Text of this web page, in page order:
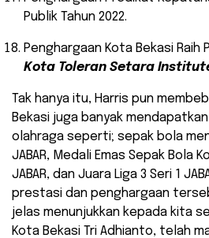
Publik Tahun 2022.
Penghargaan Kota Bekasi Raih
Kota Toleran Setara
Tak hanya itu, Harris pun
Bekasi juga banyak
olahraga seperti; sepak bola
JABAR, Medali Emas Sepak Bola
JABAR, dan Juara Liga 3 Seri 1
prestasi dan penghargaan
jelas menunjukkan kepada kita
Kota Bekasi Tri Adhianto, telah